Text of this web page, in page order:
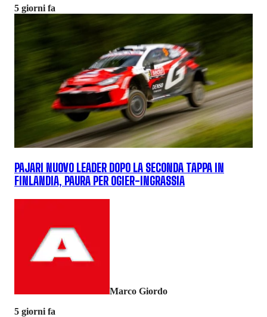
5 giorni fa
PAJARI NUOVO LEADER DOPO LA SECONDA TAPPA IN
FINLANDIA, PAURA PER OGIER-INGRASSIA
Marco Giordo
5 giorni fa